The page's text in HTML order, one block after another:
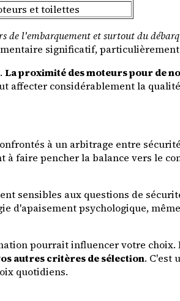
et toilettes
de l'embarquement et surtout du
significatif,
La proximité des moteurs pour de
affecter considérablement la
à un arbitrage entre
faire pencher la balance vers le
sensibles aux questions de
d'apaisement psychologique,
pourrait influencer votre
autres critères de sélection. C'est
quotidiens.